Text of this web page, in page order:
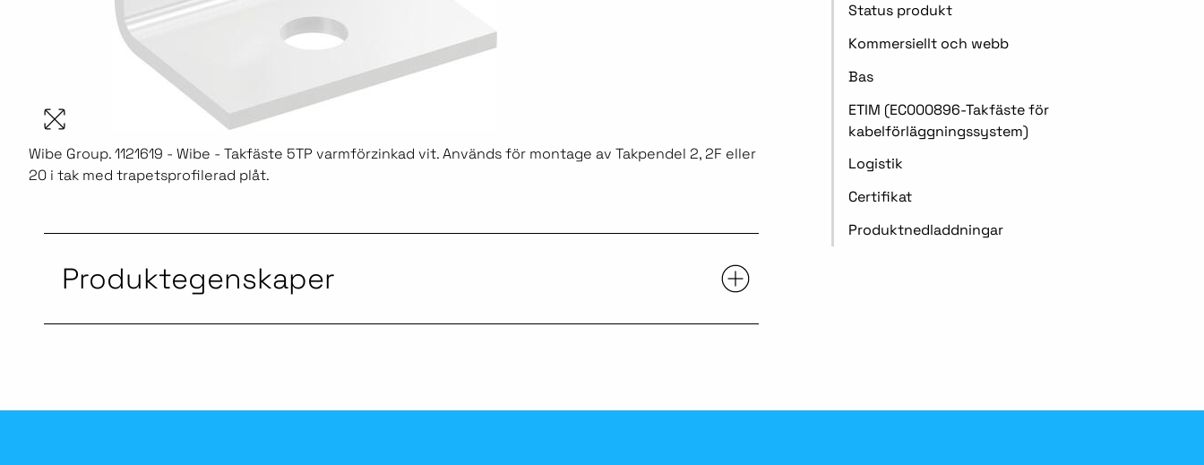
Wibe Group. 1121619 - Wibe - Takfäste 5TP varmförzinkad vit. Används för montage av Takpendel 2, 2F eller
20 i tak med trapetsprofilerad plåt.
Produktegenskaper
Status produkt
Kommersiellt och webb
Bas
ETIM (EC000896-Takfäste för
kabelförläggningssystem)
Logistik
Certifikat
Produktnedladdningar